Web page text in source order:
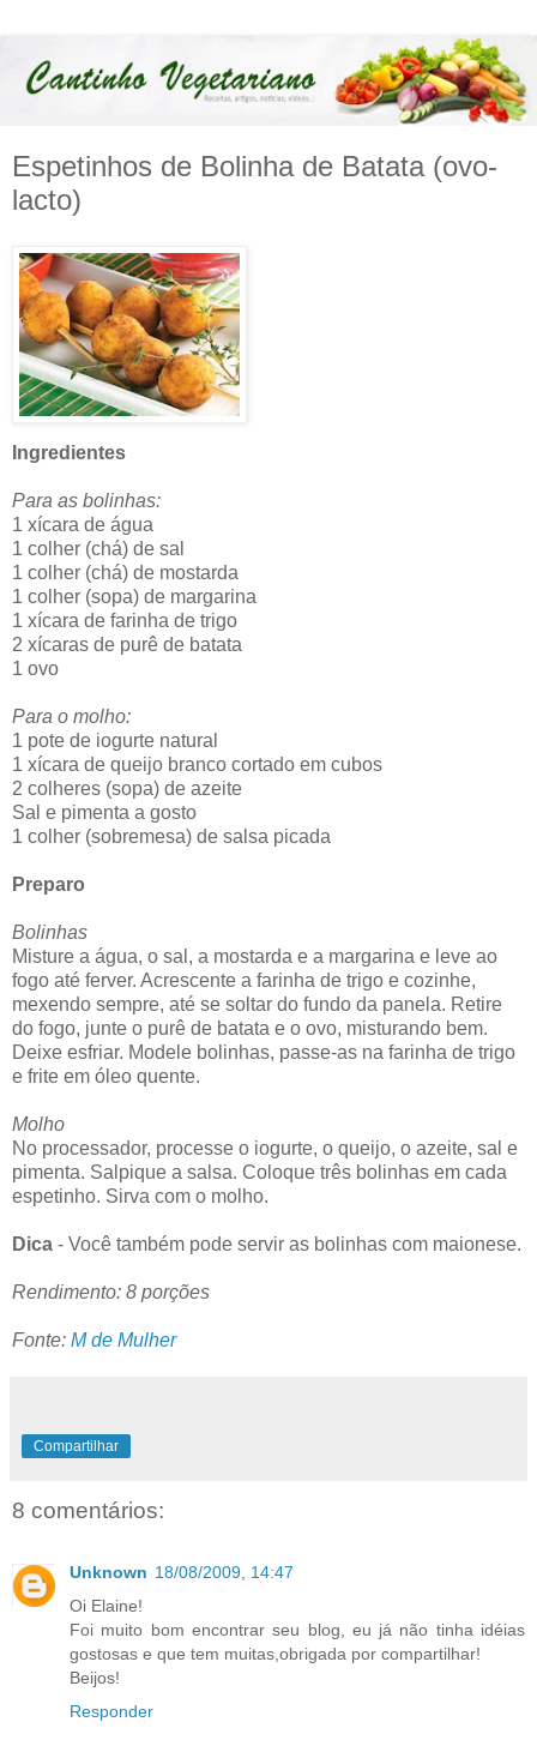
Espetinhos de Bolinha de Batata (ovo-
lacto)
Ingredientes
Para as bolinhas:
1 xícara de água
1 colher (chá) de sal
1 colher (chá) de mostarda
1 colher (sopa) de margarina
1 xícara de farinha de trigo
2 xícaras de purê de batata
1 ovo
Para o molho:
1 pote de iogurte natural
1 xícara de queijo branco cortado em cubos
2 colheres (sopa) de azeite
Sal e pimenta a gosto
1 colher (sobremesa) de salsa picada
Preparo
Bolinhas
Misture a água, o sal, a mostarda e a margarina e leve ao
fogo até ferver. Acrescente a farinha de trigo e cozinhe,
mexendo sempre, até se soltar do fundo da panela. Retire
do fogo, junte o purê de batata e o ovo, misturando bem.
Deixe esfriar. Modele bolinhas, passe-as na farinha de trigo
e frite em óleo quente.
Molho
No processador, processe o iogurte, o queijo, o azeite, sal e
pimenta. Salpique a salsa. Coloque três bolinhas em cada
espetinho. Sirva com o molho.
Dica - Você também pode servir as bolinhas com maionese.
Rendimento: 8 porções
Fonte: M de Mulher
Compartilhar
8 comentários:
Unknown 18/08/2009, 14:47
Oi Elaine!
Foi muito bom encontrar seu blog, eu já não tinha idéias
gostosas e que tem muitas,obrigada por compartilhar!
Beijos!
Responder